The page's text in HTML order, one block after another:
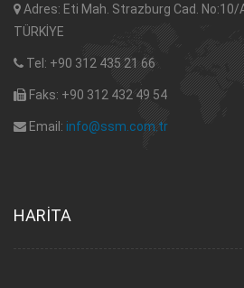
Adres: Eti Mah. Strazburg Cad. No:10/
TÜRKİYE
Tel: +90 312 435 21 66
Faks: +90 312 432 49 54
Email: info@ssm.com.tr
HARİTA